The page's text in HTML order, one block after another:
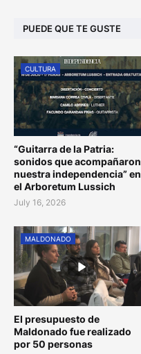
PUEDE QUE TE GUSTE
CULTURA
“Guitarra de la Patria:
sonidos que acompañaron
nuestra independencia” en
el Arboretum Lussich
July 16, 2026
MALDONADO
El presupuesto de
Maldonado fue realizado
por 50 personas